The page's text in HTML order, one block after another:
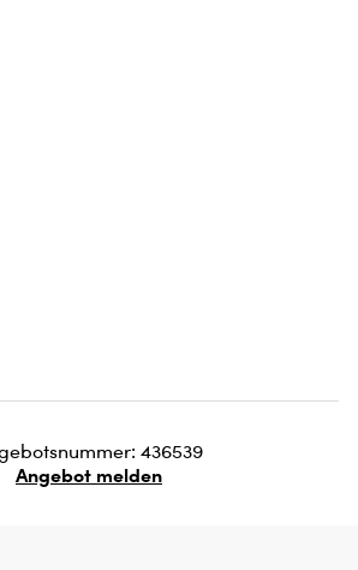
436539
Angebot melden